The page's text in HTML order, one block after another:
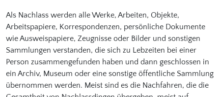
Als Nachlass werden alle Werke, Arbeiten, Objekte,
Arbeitspapiere, Korrespondenzen, persönliche Dokumente
wie Ausweispapiere, Zeugnisse oder Bilder und sonstigen
Sammlungen verstanden, die sich zu Lebzeiten bei einer
Person zusammengefunden haben und dann geschlossen in
ein Archiv, Museum oder eine sonstige öffentliche Sammlung
übernommen werden. Meist sind es die Nachfahren, die die